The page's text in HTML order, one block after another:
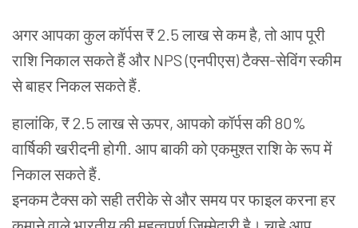
अगर आपका कुल कॉर्पस ₹ 2.5 लाख से कम है, तो आप पूरी
राशि निकाल सकते हैं और NPS(एनपीएस) टैक्स-सेविंग स्कीम
से बाहर निकल सकते हैं.
हालांकि, ₹ 2.5 लाख से ऊपर, आपको कॉर्पस की 80%
वार्षिकी खरीदनी होगी. आप बाकी को एकमुश्त राशि के रूप में
निकाल सकते हैं.
इनकम टैक्स को सही तरीके से और समय पर फाइल करना हर